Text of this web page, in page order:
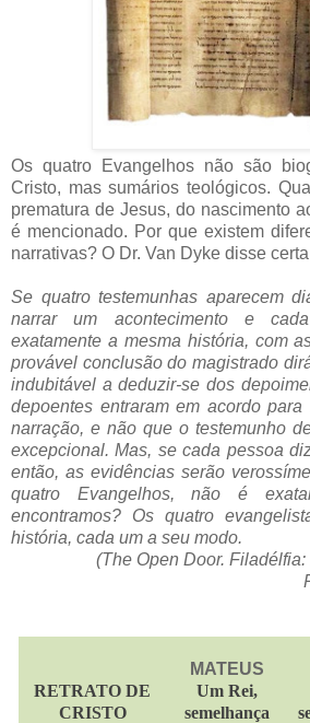
Os quatro Evangelhos não são
Cristo, mas sumários teológicos.
prematura de Jesus, do nascimento
é mencionado. Por que existem
narrativas? O Dr. Van Dyke disse
Se quatro testemunhas aparecem
narrar um acontecimento e
exatamente a mesma história, com
provável conclusão do magistrado
indubitável a deduzir-se dos
depoentes entraram em acordo para
narração, e não que o testemunho
excepcional. Mas, se cada pessoa
então, as evidências serão
quatro Evangelhos, não é
encontramos? Os quatro
história, cada um a seu modo.
(The Open Door.
RETRATO DE
CRISTO
MATEUS
Um Rei,
semelhança